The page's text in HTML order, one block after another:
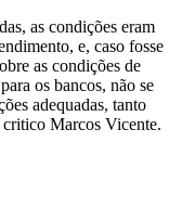
as condições eram
e, caso fosse
as condições de
os bancos, não se
adequadas, tanto
critico Marcos Vicente.